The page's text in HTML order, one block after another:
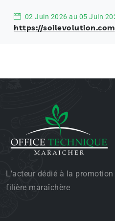
02 Juin 2026 au 05 Juin
https://
L’acteur dédié à la
filière maraîchère